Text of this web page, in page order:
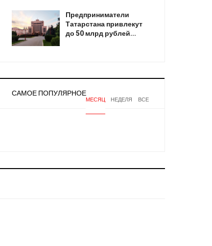
Предприниматели
Татарстана привлекут
до 50 млрд рублей...
САМОЕ ПОПУЛЯРНОЕ
МЕСЯЦ НЕДЕЛЯ ВСЕ